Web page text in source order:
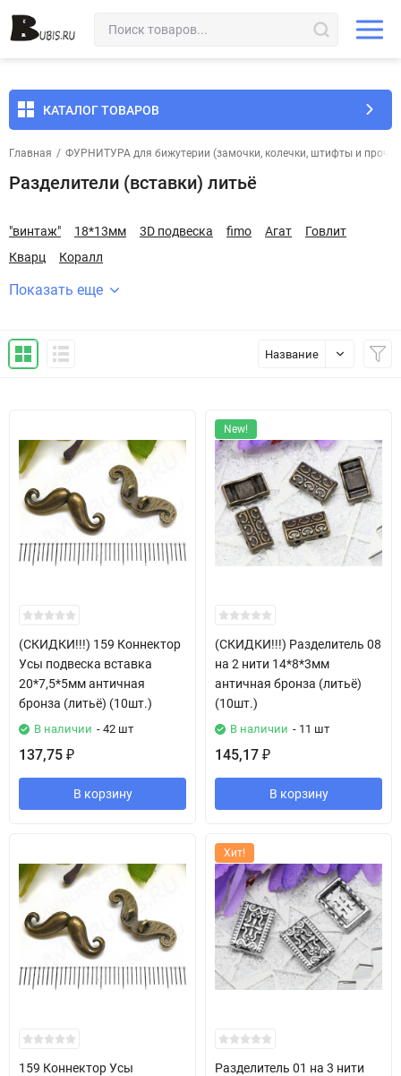
КАТАЛОГ ТОВАРОВ
Главная / ФУРНИТУРА для бижутерии (замочки, колечки, штифты и
Разделители (вставки) литьё
"винтаж" 18*13мм 3D подвеска fimo Агат
Говлит
Кварц
Коралл
Показать еще
Название
(СКИДКИ!!!) 159 Коннектор
Усы подвеска вставка
20*7,5*5мм античная
бронза (литьё) (10шт.)
В наличии - 42 шт
137,75 ₽
В корзину
New!
(СКИДКИ!!!) Разделитель 08
на 2 нити 14*8*3мм
античная бронза (литьё)
(10шт.)
В наличии - 11 шт
145,17 ₽
В корзину
159 Коннектор Усы
Хит!
Разделитель 01 на 3 нити